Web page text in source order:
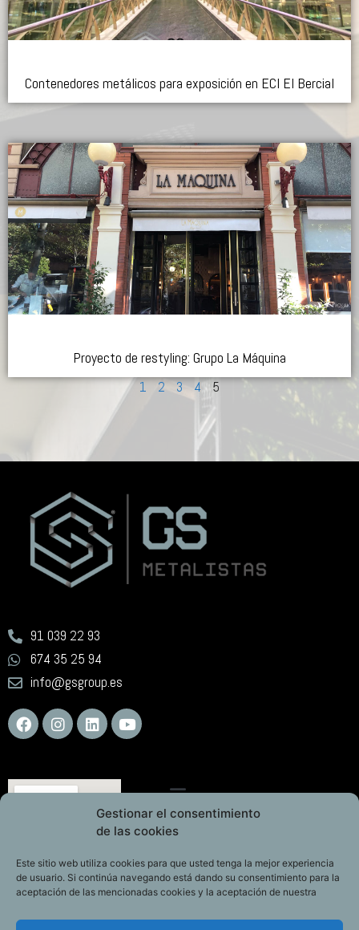
Gestionar el consentimiento
de las cookies
Este sitio web utiliza cookies para que usted tenga la mejor experiencia
de usuario. Si continúa navegando está dando su consentimiento para la
aceptación de las mencionadas cookies y la aceptación de nuestra
Contenedores metálicos para exposición en ECI El Bercial
Proyecto de restyling: Grupo La Máquina
1 2 3 4 5
91 039 22 93
674 35 25 94
info@gsgroup.es